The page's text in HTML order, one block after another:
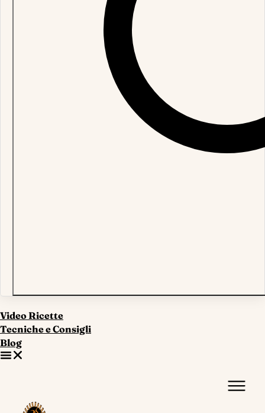
Video Ricette
Tecniche e Consigli
Blog